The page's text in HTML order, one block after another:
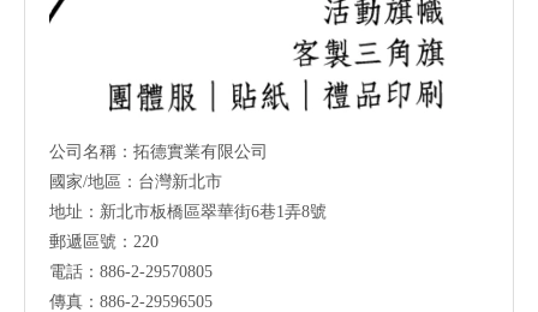
公司名稱：拓德實業有限公司
國家/地區：台灣新北市
地址：新北市板橋區翠華街6巷1弄8號
郵遞區號：220
電話：886-2-29570805
傳真：886-2-29596505